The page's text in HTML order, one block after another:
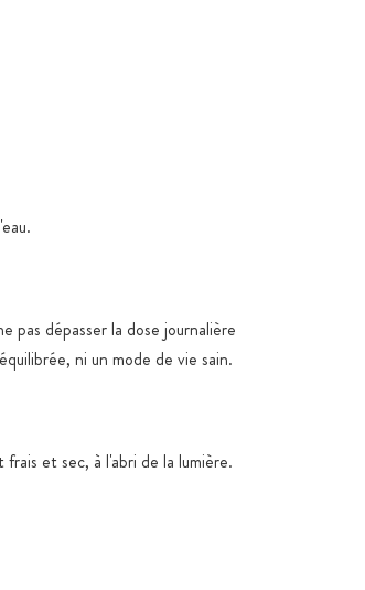
pas dépasser la dose journalière
ni un mode de vie sain.
et sec, à l'abri de la lumière.